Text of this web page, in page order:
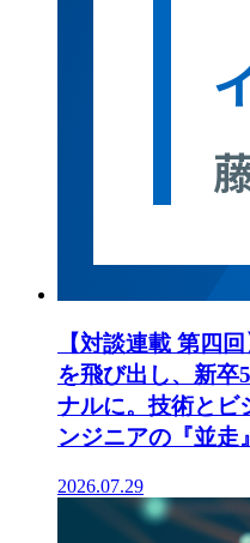
【対談連載 第四
を飛び出し、新卒
ナルに。技術とビ
ンジニアの『並走
2026.07.29